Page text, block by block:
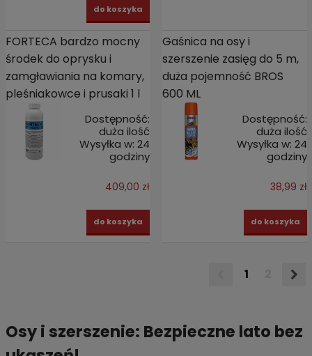
do koszyka
FORTECA bardzo mocny
środek do oprysku i
zamgławiania na komary,
pleśniakowce i prusaki 1 l
Dostępność:
duża ilość
Wysyłka w: 24
godziny
409,00 zł
do koszyka
Gaśnica na osy i
szerszenie zasięg do 5 m,
duża pojemność BROS
600 ML
Dostępność:
duża ilość
Wysyłka w: 24
godziny
38,99 zł
do koszyka
1
Osy i szerszenie: Bezpieczne lato bez